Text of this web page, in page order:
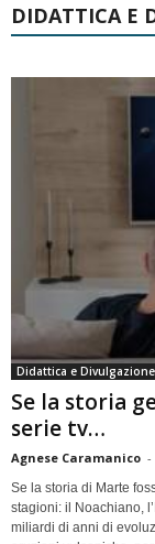
DIDATTICA E
Didattica e Divulgazione
Se la storia
serie tv…
Agnese Caramanico -
Se la storia di Marte
stagioni: il Noachiano,
miliardi di anni di